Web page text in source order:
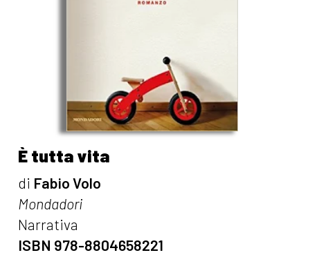
È tutta vita
di Fabio Volo
Mondadori
Narrativa
ISBN 978-8804658221